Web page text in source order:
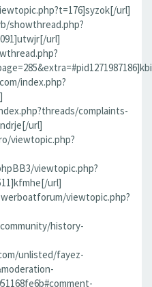
url]
showthread.php?
url]
index.php?
complaints-
url]
viewtopic.php?
viewtopic.php?
url]
viewtopic.php?
history-
unlisted/fayez-